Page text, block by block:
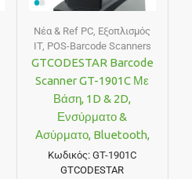
Νέα & Ref PC Εξοπλισμός
IT, POS-Barcode Scanners
GTCODESTAR Barcode
Scanner GT-1901C Με
Βάση, 1D & 2D,
Ενσύρματο &
Ασύρματο, Bluetooth,
2000mAh, Μαύρο
Κωδικός:GT-1901C
GTCODESTAR